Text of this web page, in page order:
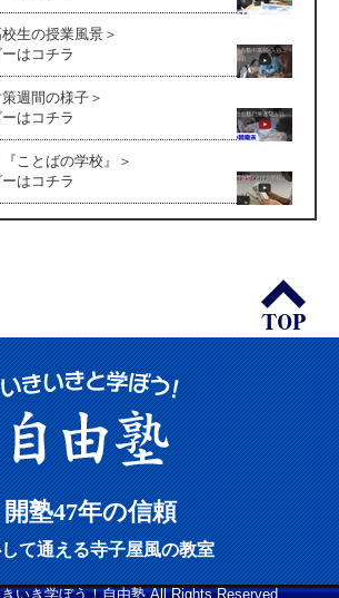
生の授業風景＞
はコチラ
週間の様子＞
はコチラ
ことばの学校』＞
はコチラ
開塾47年の信頼
て通える寺子屋風の教室
いき学ぼう！自由塾 All Rights Reserved.